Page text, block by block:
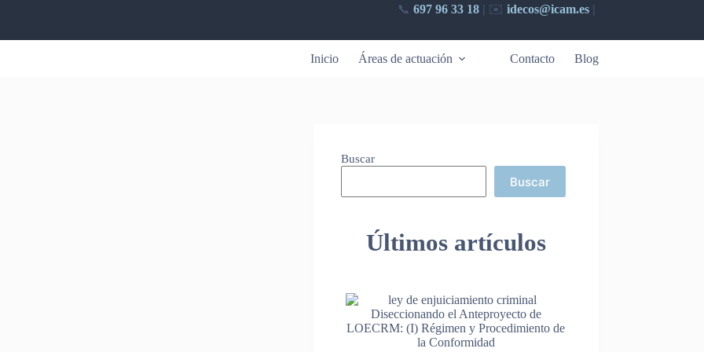
📞 697 96 33 18| ✉️​ idecos@icam.es|
Inicio Áreas de actuación Contacto Blog
Buscar
Buscar
Últimos artículos
Diseccionando el Anteproyecto de
LOECRM: (I) Régimen y Procedimiento de
la Conformidad